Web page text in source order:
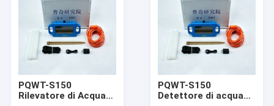
PQWT-S150
Rilevatore di Acqua
PQWT-S150
Detettore di acqua